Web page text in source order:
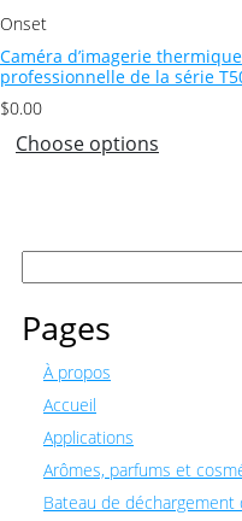
Onset
Caméra d’imagerie thermique
professionnelle de la série
$0.00
Choose options
Rechercher :
Pages
À propos
Accueil
Applications
Arômes, parfums et
Bateau de déchargement